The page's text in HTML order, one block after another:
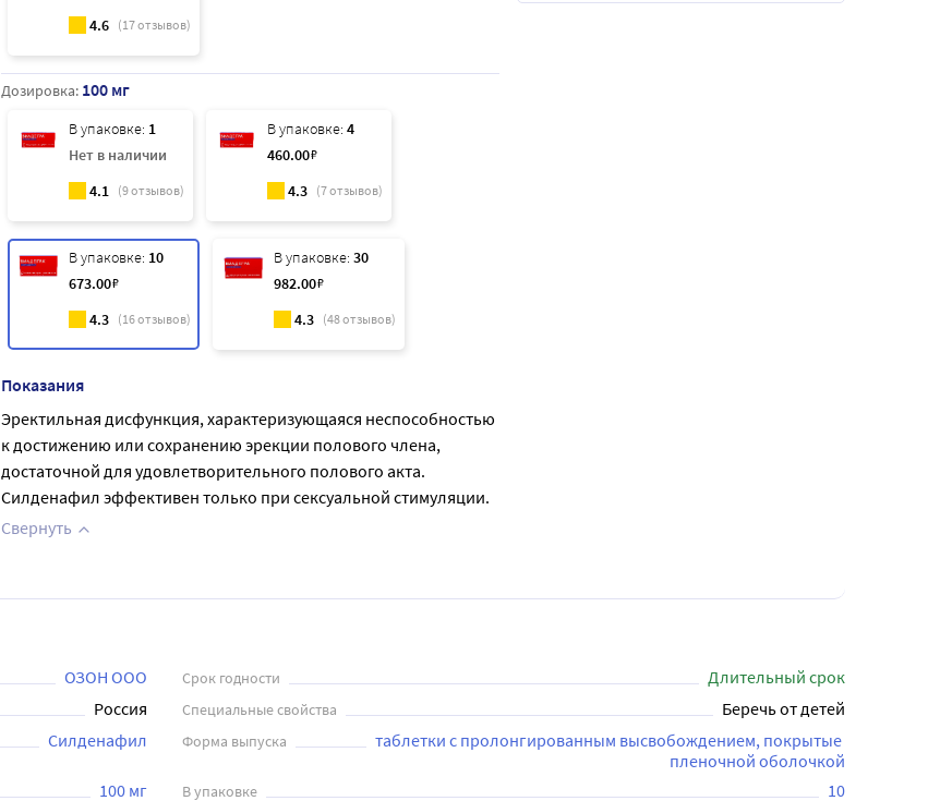
4.6
(17отзывов)
Дозировка: 100 мг
В упаковке: 1
Нет в наличии
4.1
(9отзывов)
В упаковке: 4
460.00₽
4.3 (7отзывов)
В упаковке: 10
673.00₽
4.3 (16отзывов)
В упаковке: 30
982.00₽
4.3 (48отзывов)
Показания
Эректильная дисфункция, характеризующаяся неспособностью
к достижению или сохранению эрекции полового члена,
достаточной для удовлетворительного полового акта.
Силденафил эффективен только при сексуальной стимуляции.
Свернуть
ОЗОН ООО Срок годности Длительный срок
Россия Специальные свойства Беречь от детей
Силденафил Форма выпуска
таблетки с пролонгированным высвобождением, покрытые
пленочной оболочкой
100 мг В упаковке 10